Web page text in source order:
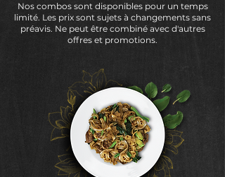
Nos combos sont disponibles pour un temps
limité. Les prix sont sujets à changements sans
préavis. Ne peut être combiné avec d'autres
offres et promotions.